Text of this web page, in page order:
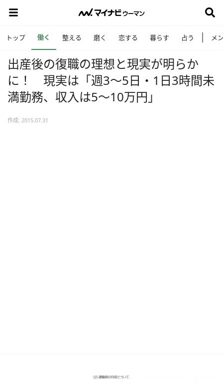
トップ 働く 整える 磨く 恋する 暮らす 占う メ
出産後の復職の理想と現実が明らか
に！ 現実は「週3～5日・1日3時間未
満勤務、収入は5～10万円」
作成: 2015.07.31